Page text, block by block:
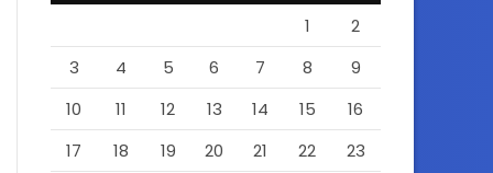
1
2
3
4 5 6 7 8
9
10
11 12 13 14 15
16
17
18 19 20 21 22
23